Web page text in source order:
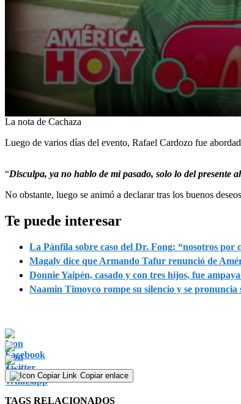
0
of
59
secondsVolume
90%
La nota de Cachaza
Luego de varios días del evento, Rafael Cardozo fue
“Disculpa, ya no hablo de mi pasado, solo lo del presente
No obstante, luego se animó a declarar tras los buenos
Te puede interesar
La Pánfila sobre caso del Dr. Fong: “nosotros por
Magaly dice que Armando Tafur renunció de
Donnie Yaipén, casado y con tres hijos, fue
Naamin Timoyco rompe su silencio y se
Copiar enlace
TAGS RELACIONADOS